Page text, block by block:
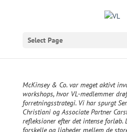
Select Page
McKinsey & Co. var meget aktivt
workshops, hvor VL-medlemmer
forretningsstrategi. Vi har spurgt
Christiani og Associate Partner
refleksioner efter det intense forløb.
forskelle og ligheder mellem de